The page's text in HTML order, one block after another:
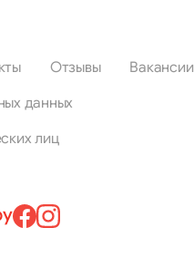
Отзывы
Вакансии
данных
лиц